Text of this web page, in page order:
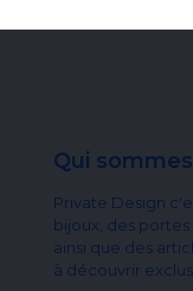
Qui
Private Design
bijoux, des
ainsi que des
à découvrir